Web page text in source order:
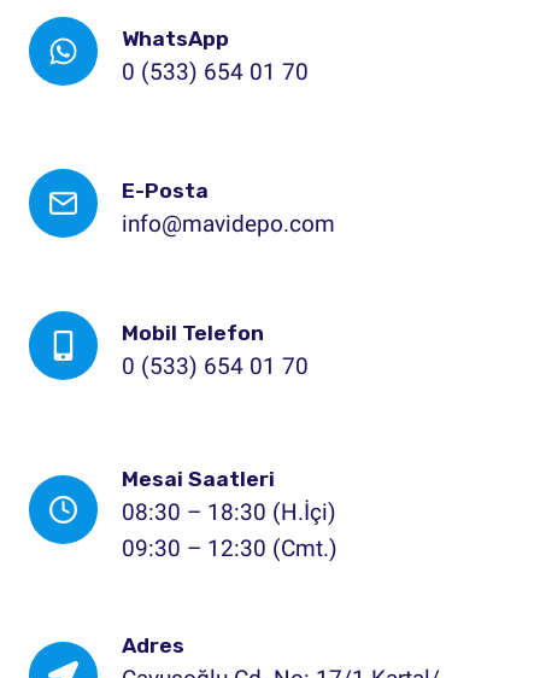
WhatsApp
0 (533) 654 01 70
E-Posta
info@mavidepo.com
Mobil Telefon
0 (533) 654 01 70
Mesai Saatleri
08:30 – 18:30 (H.İçi)
09:30 – 12:30 (Cmt.)
Adres